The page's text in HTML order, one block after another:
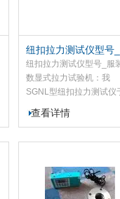
纽扣拉力测试仪型号
装数显式拉力试验机
纽扣拉力测试仪型号_服
数显式拉力试验机：我
SGNL型纽扣拉力测试仪
测量钮扣的扣合力或脱离
物力。本款纽扣拉力测试
项标准...
查看详情